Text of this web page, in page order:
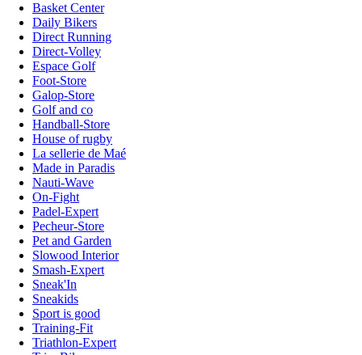
Basket Center
Daily Bikers
Direct Running
Direct-Volley
Espace Golf
Foot-Store
Galop-Store
Golf and co
Handball-Store
House of rugby
La sellerie de Maé
Made in Paradis
Nauti-Wave
On-Fight
Padel-Expert
Pecheur-Store
Pet and Garden
Slowood Interior
Smash-Expert
Sneak'In
Sneakids
Sport is good
Training-Fit
Triathlon-Expert